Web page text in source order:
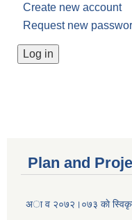
Create new account
Request new
Plan and
अा व २०७२।०७३ काे